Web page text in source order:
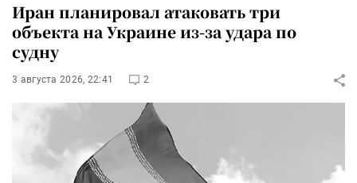
Иран планировал атаковать три
объекта на Украине из-за удара по
судну
3 августа 2026, 22:41 2